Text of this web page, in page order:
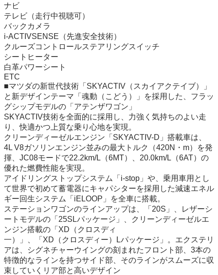
ナビ
テレビ（走行中視聴可）
バックカメラ
i-ACTIVSENSE（先進安全技術）
クルーズコントロールステアリングスイッチ
シートヒーター
白革パワーシート
ETC
■マツダの新世代技術「SKYACTIV（スカイアクテイブ）」
と新デザインテーマ「魂動（こどう）」を採用した、フラッ
グシップモデルの「アテンザワゴン」
SKYACTIV技術を全面的に採用し、力強く気持ちのよい走
り、快適かつ上質な乗り心地を実現。
クリーンディーゼルエンジン「SKYACTIV-D」搭載車は、
4L V8ガソリンエンジン並みの最大トルク（420N・m）を発
揮、JC08モードで22.2km/L（6MT）、20.0km/L（6AT）の
優れた燃費性能を実現。
アイドリングストップシステム「i-stop」や、乗用車用とし
て世界で初めて蓄電器にキャパシターを採用した減速エネル
ギー回生システム「iELOOP」を全車に搭載。
ステーションワゴンのラインアップは、「20S」、レザーシ
ートモデルの「25SLパッケージ」、クリーンディーゼルエ
ンジン搭載の「XD（クロスディ
一）」、「XD（クロスディー）Lパッケージ」。エクステリ
アは、シグネチャーウイングの刻まれたフロント部、3本の
特徴的なラインを持つサイド部、そのラインがスムーズに収
束していくリア部と高いデザイン